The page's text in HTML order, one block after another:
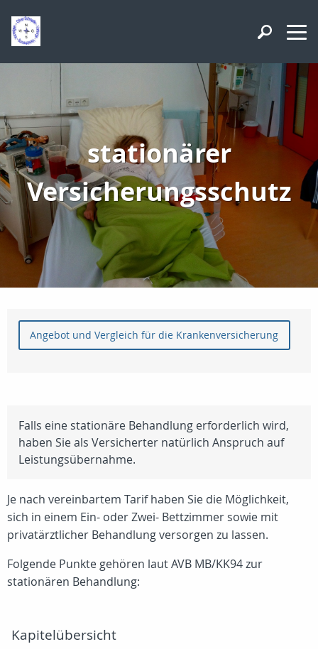
stationärer
Versicherungsschutz
Angebot und Vergleich für die Krankenversicherung
Falls eine stationäre Behandlung erforderlich wird,
haben Sie als Versicherter natürlich Anspruch auf
Leistungsübernahme.
Je nach vereinbartem Tarif haben Sie die Möglichkeit,
sich in einem Ein- oder Zwei- Bettzimmer sowie mit
privatärztlicher Behandlung versorgen zu lassen.
Folgende Punkte gehören laut AVB MB/KK94 zur
stationären Behandlung:
Kapitelübersicht